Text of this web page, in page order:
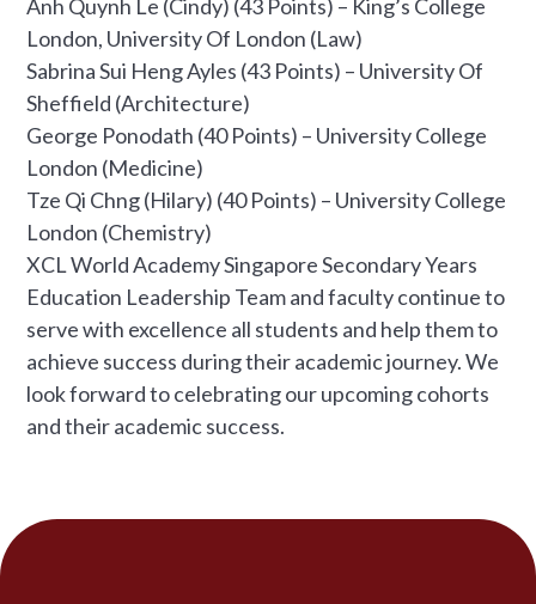
Anh Quynh Le (Cindy) (43 Points) – King’s College
London, University Of London (Law)
Sabrina Sui Heng Ayles (43 Points) – University Of
Sheffield (Architecture)
George Ponodath (40 Points) – University College
London (Medicine)
Tze Qi Chng (Hilary) (40 Points) – University College
London (Chemistry)
XCL World Academy Singapore Secondary Years
Education Leadership Team and faculty continue to
serve with excellence all students and help them to
achieve success during their academic journey. We
look forward to celebrating our upcoming cohorts
and their academic success.